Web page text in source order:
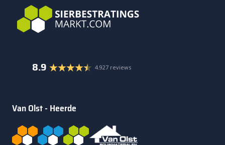
8.9 4.927 reviews
Van Olst - Heerde